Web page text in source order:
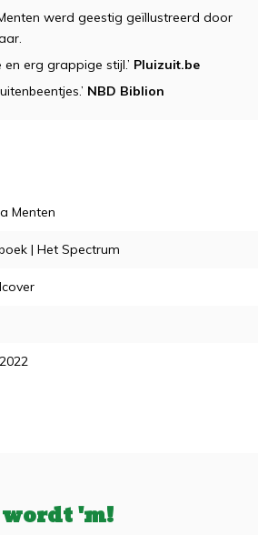
werd geestig geïllustreerd door
erg grappige stijl.’ Pluizuit.be
NBD Biblion
Menten
| Het Spectrum
'm!